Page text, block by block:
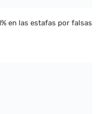
en las estafas por falsas